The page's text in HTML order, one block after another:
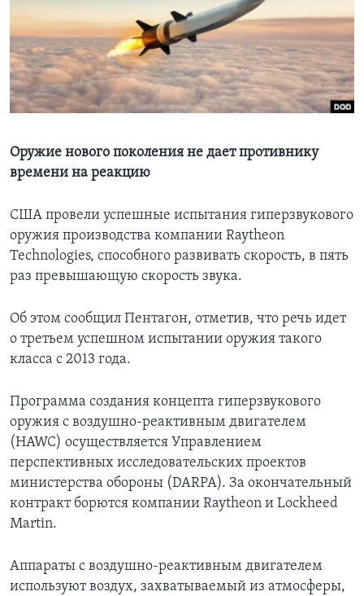
Learning English
СОЦИАЛЬНЫЕ СЕТИ
Языки
Оружие нового поколения не дает противнику
времени на реакцию
США провели успешные испытания гиперзвукового
оружия производства компании Raytheon
Technologies, способного развивать скорость, в пять
раз превышающую скорость звука.
Об этом сообщил Пентагон, отметив, что речь идет
о третьем успешном испытании оружия такого
класса с 2013 года.
Программа создания концепта гиперзвукового
оружия с воздушно-реактивным двигателем
(HAWC) осуществляется Управлением
перспективных исследовательских проектов
министерства обороны (DARPA). За окончательный
контракт борются компании Raytheon и Lockheed
Martin.
Аппараты с воздушно-реактивным двигателем
используют воздух, захватываемый из атмосферы,